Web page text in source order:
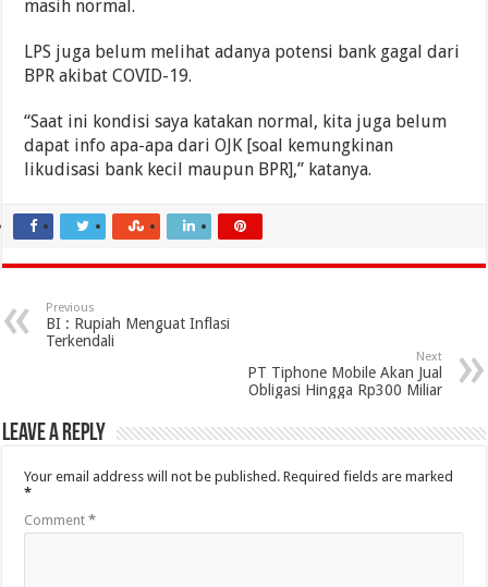
masih normal.
LPS juga belum melihat adanya potensi bank gagal dari
BPR akibat COVID-19.
“Saat ini kondisi saya katakan normal, kita juga belum
dapat info apa-apa dari OJK [soal kemungkinan
likudisasi bank kecil maupun BPR],” katanya.
Previous
BI : Rupiah Menguat Inflasi
Terkendali
Next
PT Tiphone Mobile Akan Jual
Obligasi Hingga Rp300 Miliar
Leave a Reply
Your email address will not be published. Required fields are marked
*
Comment*